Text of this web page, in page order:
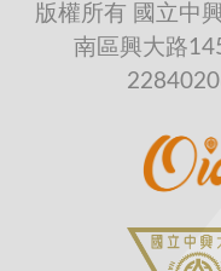
版權所有 國立中
南區興大路